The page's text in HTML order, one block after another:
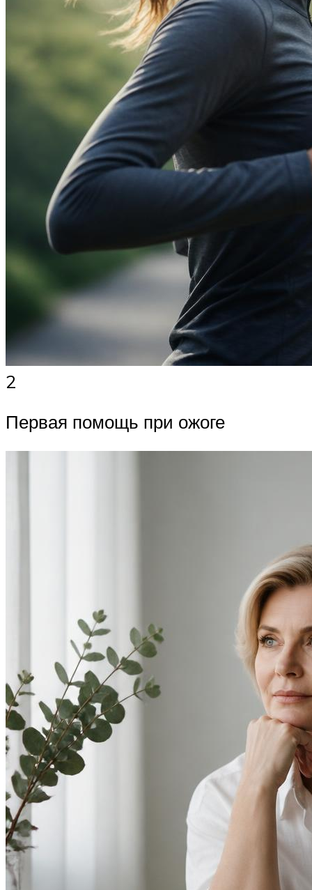
2
Первая помощь при ожоге